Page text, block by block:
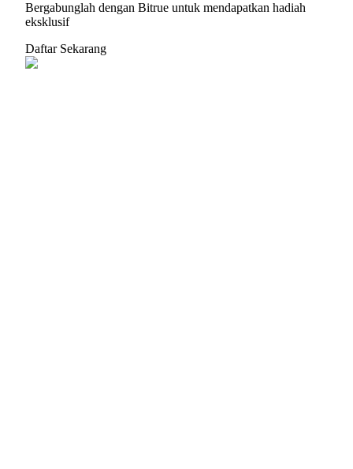
Bergabunglah dengan Bitrue untuk mendapatkan hadiah
eksklusif
Daftar Sekarang